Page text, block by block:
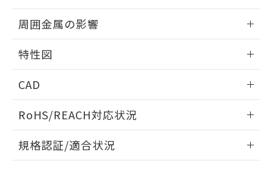
出力段回路図
タイムチャート
相互干渉
A: 40mm以上、B: 35mm以上
周囲金属の影響
周囲金属の影響
特性図
検出物体の大きさと材質による影響
CAD
ドすることができます。
ログイン/会員登録
RoHS/REACH対応状況
EU RoHS 注意事項・凡例
規格認証/適合状況
荷製品に未対応品が混在することから備考
欄に対応日を記載しておりました。
既に当社にて対応品への在庫切替を完了